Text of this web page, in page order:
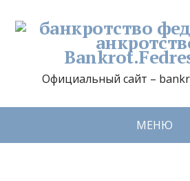
Официальный сайт –
МЕНЮ